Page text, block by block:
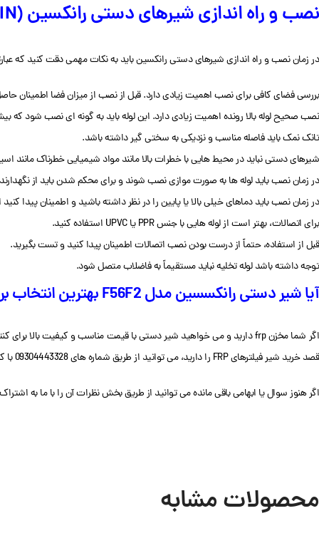
نصب و راه اندازی شیرهای دستی رانکسین (RUNXIN)
در زمان نصب و راه اندازی شیرهای دستی رانکسین باید به نکات مهمی دقت کنید که
بررسی فضای کافی برای نصب اهمیت زیادی دارد. قبل از نصب از میزان فضا اطمینان
نصب صحیح لوله بالا رونده اهمیت زیادی دارد. این لوله باید به گونه ای نصب شود که بیشتر از 2 میلی‌متر بالاتر یا کمتر از 5 میلی‌متر زیر دهانه مخزن نباشد. فاصله باید
تانک نمک باید فاصله مناسب و نزدیکی به سختی گیر داشته باشد.
شیرهای دستی نباید در محیط هایی با خطرات بالا مانند مواد شیمیایی خطرناک
در زمان نصب باید لوله ها به صورت موازی نصب شوند و برای محکم شدن باید از
در زمان نصب باید دماهای خیلی بالا یا پایین را در نظر داشته باشید و اطمینان پیدا
برای اتصالات، بهتر است از لوله هایی با جنس PPR یا UPVC استفاده کنید.
قبل از استفاده، حتماً از درست بودن نصب اتصالات اطمینان پیدا کنید و تست بگیرید.
توجه داشته باشد لوله تخلیه نباید مستقیماً به فاضلاب متصل شود.
آیا شیر دستی رانکسسین مدل F56F2 بهترین انتخاب برای شماست؟
قصد خرید شیر فیلترهای FRP را دارید، می توانید از طریق شماره های 09304443328 با کارشناسان آقای پمپ در ارتباط باشید.
اگر هنوز سوال یا ابهامی باقی مانده می توانید از طریق بخش نظرات آن را با ما به
محصولات مشابه